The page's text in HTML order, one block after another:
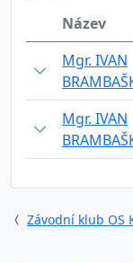
Název
Mgr. IVAN
Mgr. IVAN
Závodní klub OS